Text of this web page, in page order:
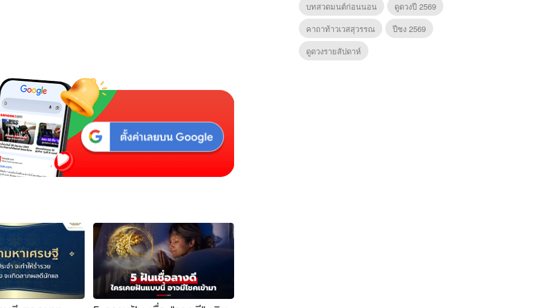
บทสวดมนต์ก่อนนอน
ดูดวงปี 2569
คาถาท้าวเวสสุวรรณ
ปีชง 2569
ดูดวงรายสัปดาห์